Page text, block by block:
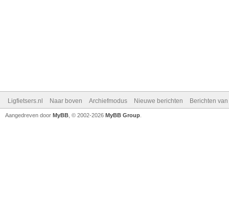
Ligfietsers.nl Naar boven Archiefmodus Nieuwe berichten Berichten
Aangedreven door MyBB , © 2002-2026 MyBB Group